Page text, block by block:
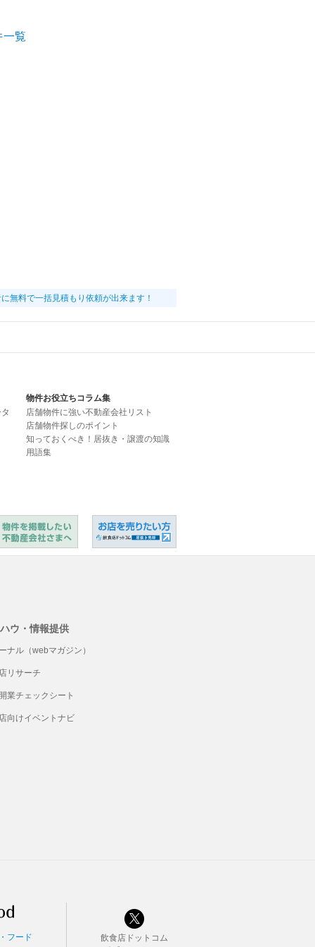
覧
無料で一括見積もり依頼が出来ます！
物件お役立ちコラム集
店舗物件に強い不動産会社リスト
店舗物件探しのポイント
知っておくべき！居抜き・譲渡の知識
用語集
ウ・情報提供
ナル（webマガジン）
リサーチ
業チェックシート
向けイベントナビ
フード
飲食店ドットコム